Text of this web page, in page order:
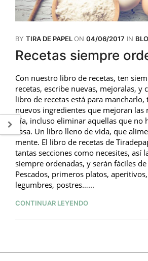
BY TIRA DE PAPELON 04/06/2017 IN
Recetas siempre
Con nuestro libro de recetas, ten
recetas, escribe nuevas, mejoralas, y
libro de recetas está para
nuevos ingredientes que mejoran las
día, incluso eliminar aquellas que no
casa. Un libro lleno de vida, que
mente. El libro de recetas de
tantas secciones como necesites, así
siempre ordenadas, y serán fáciles de
Pescados, primeros platos,
legumbres, postres…...
CONTINUAR LEYENDO